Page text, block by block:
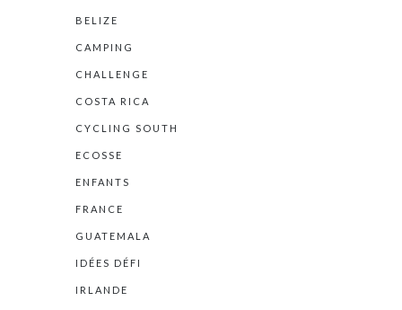
BELIZE
CAMPING
CHALLENGE
COSTA RICA
CYCLING SOUTH
ECOSSE
ENFANTS
FRANCE
GUATEMALA
IDÉES DÉFI
IRLANDE